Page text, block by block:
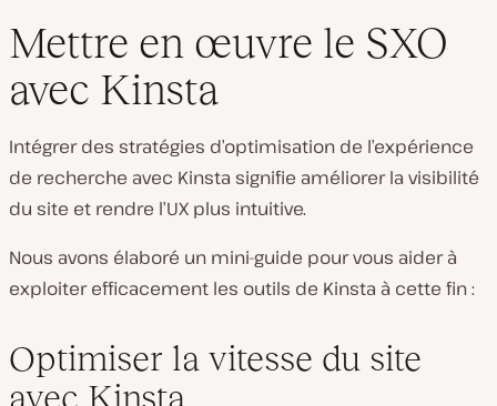
Mettre en œuvre le SXO
avec Kinsta
Intégrer des stratégies d’optimisation de l’expérience
de recherche avec Kinsta signifie améliorer la visibilité
du site et rendre l’UX plus intuitive.
Nous avons élaboré un mini-guide pour vous aider à
exploiter efficacement les outils de Kinsta à cette fin :
Optimiser la vitesse du site
avec Kinsta